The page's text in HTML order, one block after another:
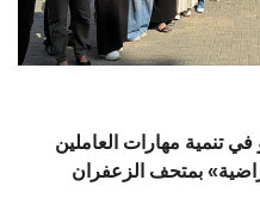
تنمية مهارات العاملين
بمتحف الزعفران